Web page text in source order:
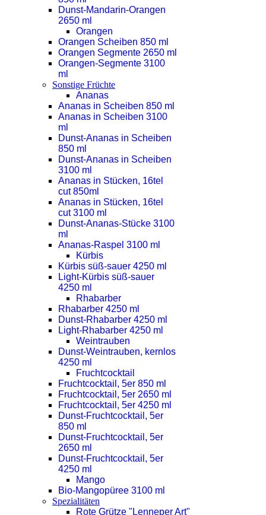
Dunst-Mandarin-Orangen
2650 ml
Orangen
Orangen Scheiben 850 ml
Orangen Segmente 2650 ml
Orangen-Segmente 3100
ml
Sonstige Früchte
Ananas
Ananas in Scheiben 850 ml
Ananas in Scheiben 3100
ml
Dunst-Ananas in Scheiben
850 ml
Dunst-Ananas in Scheiben
3100 ml
Ananas in Stücken, 16tel
cut 850ml
Ananas in Stücken, 16tel
cut 3100 ml
Dunst-Ananas-Stücke 3100
ml
Ananas-Raspel 3100 ml
Kürbis
Kürbis süß-sauer 4250 ml
Light-Kürbis süß-sauer
4250 ml
Rhabarber
Rhabarber 4250 ml
Dunst-Rhabarber 4250 ml
Light-Rhabarber 4250 ml
Weintrauben
Dunst-Weintrauben, kernlos
4250 ml
Fruchtcocktail
Fruchtcocktail, 5er 850 ml
Fruchtcocktail, 5er 2650 ml
Fruchtcocktail, 5er 4250 ml
Dunst-Fruchtcocktail, 5er
850 ml
Dunst-Fruchtcocktail, 5er
2650 ml
Dunst-Fruchtcocktail, 5er
4250 ml
Mango
Bio-Mangopüree 3100 ml
Spezialitäten
Rote Grütze "Lenneper Art"